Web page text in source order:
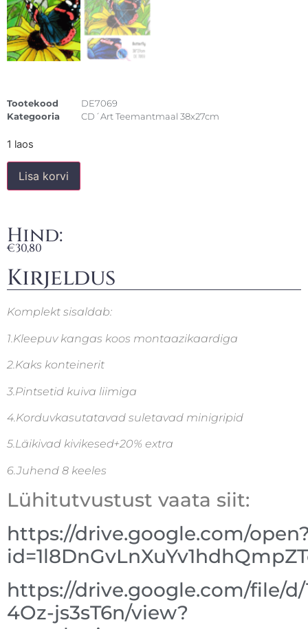
Tootekood
DE7069
Kategooria
CD´Art Teemantmaal 38x27cm
1 laos
Lisa korvi
Hind:
€30,80
Kirjeldus
Komplekt sisaldab:
1.Kleepuv kangas koos montaazikaardiga
2.Kaks konteinerit
3.Pintsetid kuiva liimiga
4.Korduvkasutatavad suletavad minigripid
5.Läikivad kivikesed+20% extra
6.Juhend 8 keeles
Lühitutvustust vaata siit:
https://drive.google.com/
https://drive.google.com/file/d/
4Oz-js3sT6n/view?